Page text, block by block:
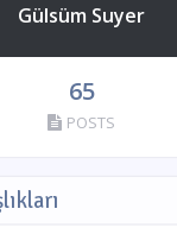
Gülsüm Suyer
65
POSTS